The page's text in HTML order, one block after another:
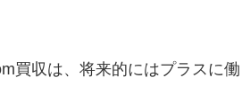
買収は、将来的にはプラスに